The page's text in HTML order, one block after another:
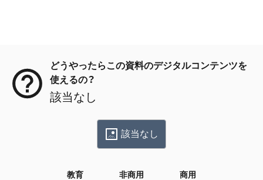
どうやったらこの資料のデジタルコンテンツを
使えるの？
該当なし
該当なし
教育 非商用 商用